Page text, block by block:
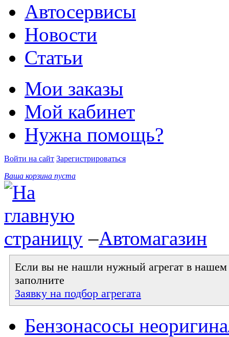
Автосервисы
Новости
Статьи
Мои заказы
Мой кабинет
Нужна помощь?
Войти на сайт Зарегистрироваться
Ваша корзина пуста
–Автомагазин
Если вы не нашли нужный агрегат в нашем
заполните
Заявку на подбор агрегата
Бензонасосы